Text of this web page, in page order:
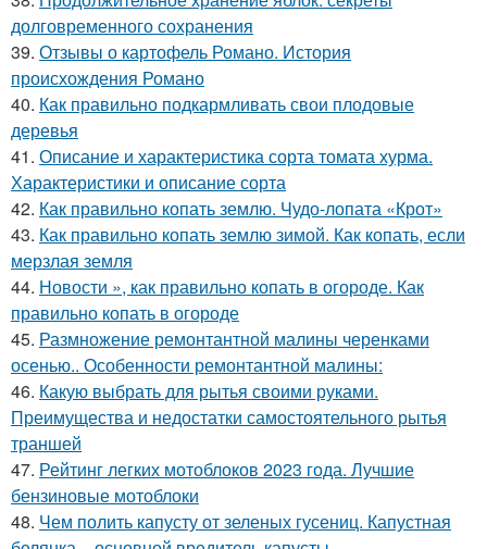
долговременного сохранения
39. Отзывы о картофель Романо. История
происхождения Романо
40. Как правильно подкармливать свои плодовые
деревья
41. Описание и характеристика сорта томата хурма.
Характеристики и описание сорта
42. Как правильно копать землю. Чудо-лопата «Крот»
43. Как правильно копать землю зимой. Как копать, если
мерзлая земля
44. Новости », как правильно копать в огороде. Как
правильно копать в огороде
45. Размножение ремонтантной малины черенками
осенью.. Особенности ремонтантной малины:
46. Какую выбрать для рытья своими руками.
Преимущества и недостатки самостоятельного рытья
траншей
47. Рейтинг легких мотоблоков 2023 года. Лучшие
бензиновые мотоблоки
48. Чем полить капусту от зеленых гусениц. Капустная